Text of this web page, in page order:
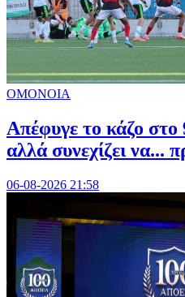
ΟΜΟΝΟΙΑ
Απέφυγε το κάζο
αλλά συνεχίζει να...
06-08-2026 21:58